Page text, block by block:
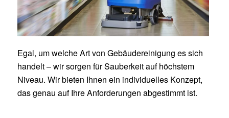
Egal, um welche Art von Gebäudereinigung es sich
handelt – wir sorgen für Sauberkeit auf höchstem
Niveau. Wir bieten Ihnen ein individuelles Konzept,
das genau auf Ihre Anforderungen abgestimmt ist.